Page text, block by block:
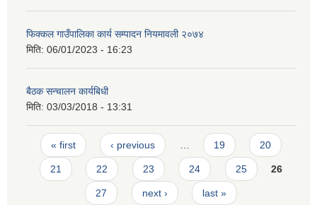
फिक्कल गाउँपालिका कार्य सम्पादन नियमावली २०७४
मिति: 06/01/2023 - 16:23
बैठक सन्चालन कार्यबिधी
मिति: 03/03/2018 - 13:31
Pages
« first ‹ previous … 19 20
21 22 23 24 25 26
27 next › last »